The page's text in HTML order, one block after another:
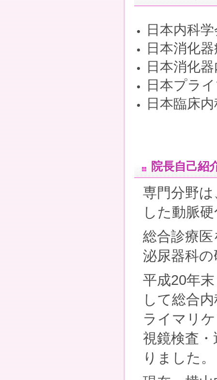
日本内科
日本消化
日本消化
日本プラ
日本臨床
院長自己紹
専門分野
した動脈
総合診療
泌尿器科
平成20年
して総合
ライマリ
視鏡検査
りました。